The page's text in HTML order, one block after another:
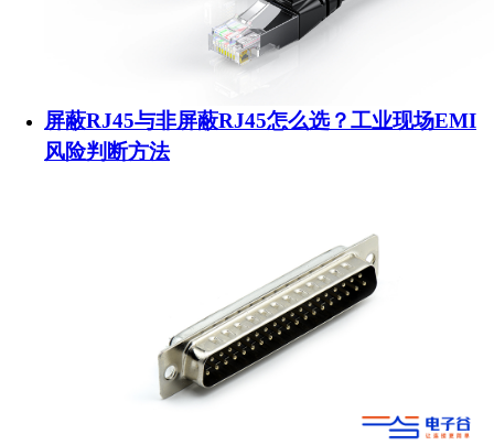
屏蔽RJ45与非屏蔽RJ45怎么选？工业现场EMI
风险判断方法